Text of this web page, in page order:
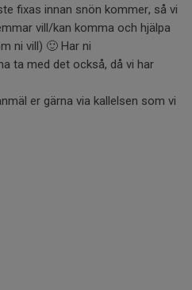
fixas innan snön kommer, så vi
vill/kan komma och hjälpa
ni vill) 🙂 Har ni
ta med det också, då vi har
er gärna via kallelsen som vi